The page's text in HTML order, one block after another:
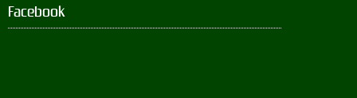
Facebook